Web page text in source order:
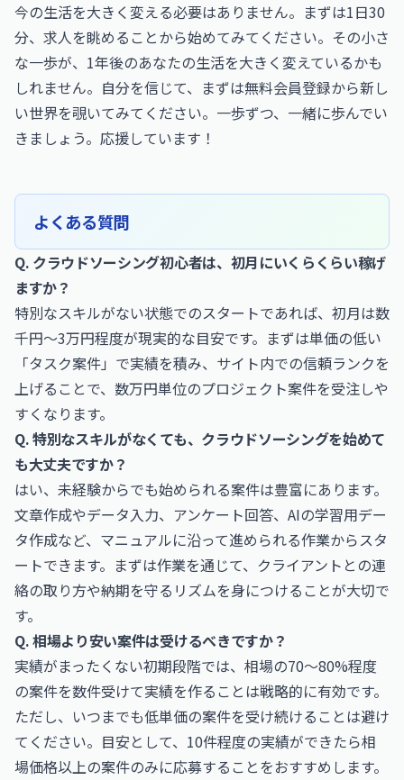
今の生活を大きく変える必要はありません。まずは1日30
分、求人を眺めることから始めてみてください。その小さ
な一歩が、1年後のあなたの生活を大きく変えているかも
しれません。自分を信じて、まずは無料会員登録から新し
い世界を覗いてみてください。一歩ずつ、一緒に歩んでい
きましょう。応援しています！
よくある質問
Q. クラウドソーシング初心者は、初月にいくらくらい稼げ
ますか？
特別なスキルがない状態でのスタートであれば、初月は数
千円〜3万円程度が現実的な目安です。まずは単価の低い
「タスク案件」で実績を積み、サイト内での信頼ランクを
上げることで、数万円単位のプロジェクト案件を受注しや
すくなります。
Q. 特別なスキルがなくても、クラウドソーシングを始めて
も大丈夫ですか？
はい、未経験からでも始められる案件は豊富にあります。
文章作成やデータ入力、アンケート回答、AIの学習用デー
タ作成など、マニュアルに沿って進められる作業からスタ
ートできます。まずは作業を通じて、クライアントとの連
絡の取り方や納期を守るリズムを身につけることが大切で
す。
Q. 相場より安い案件は受けるべきですか？
実績がまったくない初期段階では、相場の70〜80%程度
の案件を数件受けて実績を作ることは戦略的に有効です。
ただし、いつまでも低単価の案件を受け続けることは避け
てください。目安として、10件程度の実績ができたら相
場価格以上の案件のみに応募することをおすすめします。